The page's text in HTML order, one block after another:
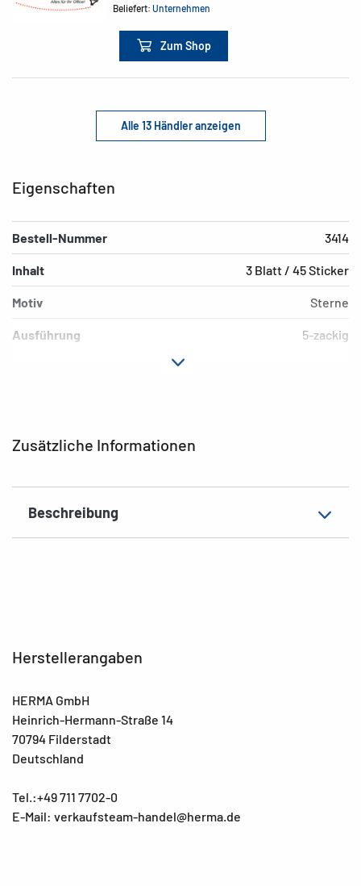
Beliefert:Unternehmen
Zum Shop
Alle 13 Händler anzeigen
Zusätzliche Informationen
Beschreibung
Eigenschaften
Bestell-Nummer 3414
Inhalt 3 Blatt / 45 Sticker
Motiv Sterne
Ausführung 5-zackig
Herstellerangaben
HERMA GmbH
Heinrich-Hermann-Straße 14
70794 Filderstadt
Deutschland
Tel.:+49 711 7702-0
E-Mail: verkaufsteam-handel@herma.de